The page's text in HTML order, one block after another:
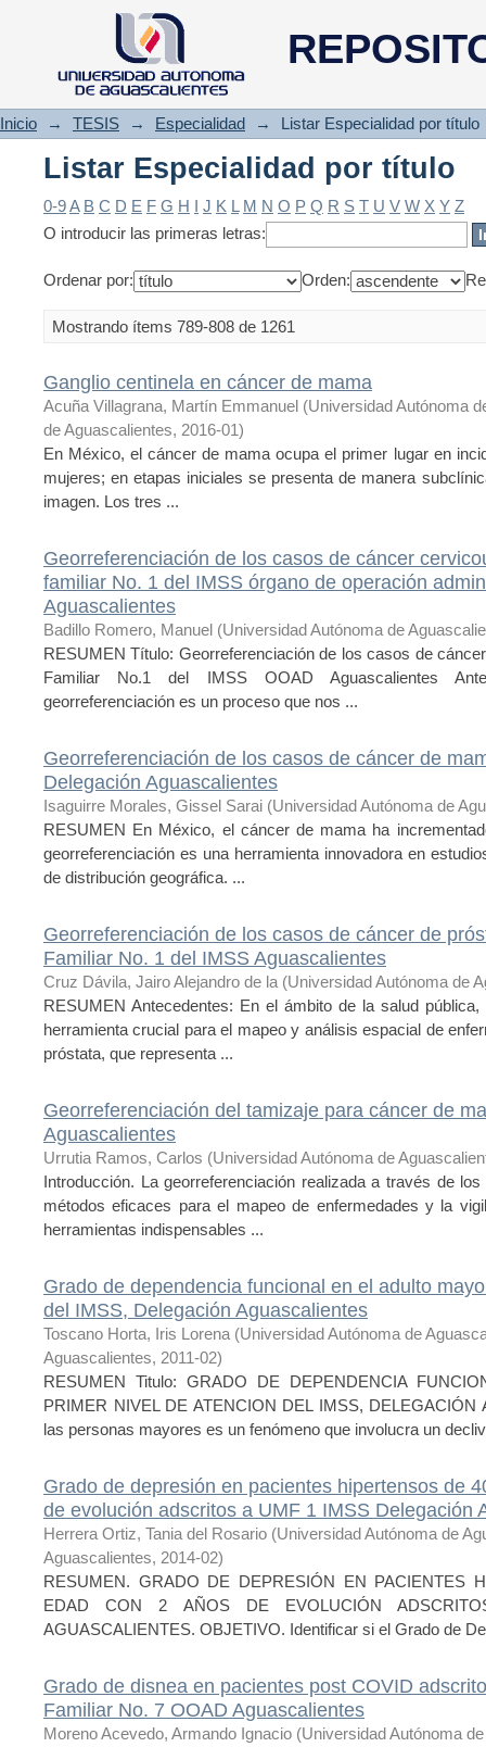
Listar Especialidad por título
Inicio → TESIS → Especialidad → Listar Especialidad por título
Listar Especialidad por título
0-9A B C D E F G H I J K L M N O P Q R S T U V W X Y Z
O introducir las primeras letras:
Ordenar por: Orden:
Mostrando ítems 789-808 de 1261
Ganglio centinela en cáncer de mama
Acuña Villagrana, Martín Emmanuel (Universidad Autónoma
de Aguascalientes, 2016-01)
En México, el cáncer de mama ocupa el primer lugar en
mujeres; en etapas iniciales se presenta de manera
imagen. Los tres ...
Georreferenciación de los casos de cáncer
familiar No. 1 del IMSS órgano de operación
Aguascalientes
Badillo Romero, Manuel (Universidad Autónoma de
RESUMEN Título: Georreferenciación de los casos de
Familiar No.1 del IMSS OOAD Aguascalientes
georreferenciación es un proceso que nos ...
Georreferenciación de los casos de cáncer de
Delegación Aguascalientes
Isaguirre Morales, Gissel Sarai (Universidad Autónoma de
RESUMEN En México, el cáncer de mama ha
georreferenciación es una herramienta innovadora en
de distribución geográfica. ...
Georreferenciación de los casos de cáncer de
Familiar No. 1 del IMSS Aguascalientes
Cruz Dávila, Jairo Alejandro de la (Universidad Autónoma de
RESUMEN Antecedentes: En el ámbito de la salud
herramienta crucial para el mapeo y análisis espacial de
próstata, que representa ...
Georreferenciación del tamizaje para cáncer de
Aguascalientes
Urrutia Ramos, Carlos (Universidad Autónoma de
Introducción. La georreferenciación realizada a través de
métodos eficaces para el mapeo de enfermedades y la
herramientas indispensables ...
Grado de dependencia funcional en el adulto
del IMSS, Delegación Aguascalientes
Toscano Horta, Iris Lorena (Universidad Autónoma de
Aguascalientes, 2011-02)
RESUMEN Titulo: GRADO DE DEPENDENCIA
PRIMER NIVEL DE ATENCION DEL IMSS, DELEGACIÓN
las personas mayores es un fenómeno que involucra un
Grado de depresión en pacientes hipertensos de
de evolución adscritos a UMF 1 IMSS Delegación
Herrera Ortiz, Tania del Rosario (Universidad Autónoma de
Aguascalientes, 2014-02)
RESUMEN. GRADO DE DEPRESIÓN EN PACIENTES
EDAD CON 2 AÑOS DE EVOLUCIÓN
AGUASCALIENTES. OBJETIVO. Identificar si el Grado de
Grado de disnea en pacientes post COVID
Familiar No. 7 OOAD Aguascalientes
Moreno Acevedo, Armando Ignacio (Universidad Autónoma